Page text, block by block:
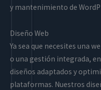
y mantenimiento de
Diseño Web
Ya sea que necesites una
o una gestión integrada,
diseños adaptados y
plataformas. Nuestros